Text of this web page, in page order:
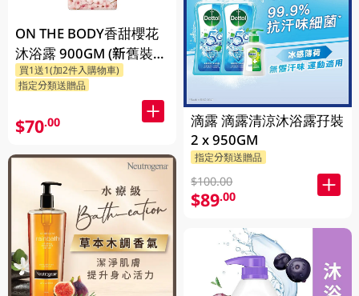
ON THE BODY香甜櫻花
沐浴露 900GM (新舊裝隨
機發貨)
買1送1(加2件入購物車)
指定分類送贈品
$70.00
滴露 滴露清涼沐浴露孖裝
2 x 950GM
指定分類送贈品
$100.00
$89.00